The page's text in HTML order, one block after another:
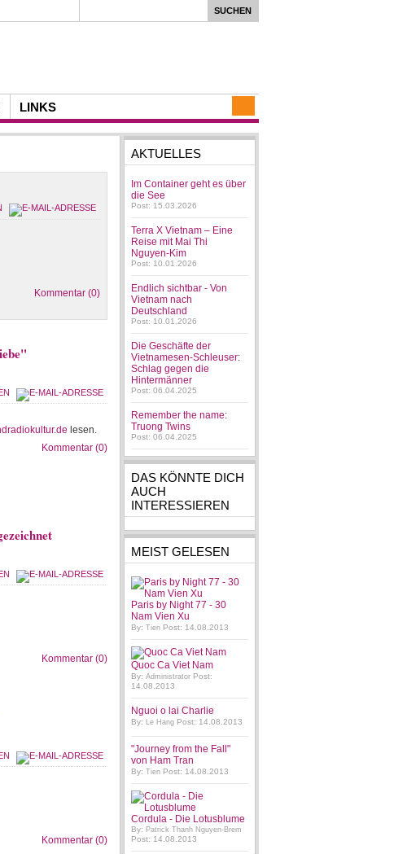
LINKS
Kommentar (0)
lesen.
Kommentar (0)
Kommentar (0)
Kommentar (0)
AKTUELLES
Im Container geht es über
die See
Post: 15.03.2026
Terra X Vietnam – Eine
Reise mit Mai Thi
Nguyen-Kim
Post: 10.01.2026
Endlich sichtbar - Von
Vietnam nach
Deutschland
Post: 10.01.2026
Die Geschäfte der
Vietnamesen-Schleuser:
Schlag gegen die
Hintermänner
Post: 06.04.2025
Remember the name:
Truong Twins
Post: 06.04.2025
DAS KÖNNTE DICH
AUCH
INTERESSIEREN
MEIST GELESEN
Paris by Night 77 - 30
Nam Vien Xu
By:Tien Post: 14.08.2013
Quoc Ca Viet Nam
By:Administrator Post:
14.08.2013
Nguoi o lai Charlie
By:Le Hang Post: 14.08.2013
"Journey from the Fall"
von Ham Tran
By:Tien Post: 14.08.2013
Cordula - Die Lotusblume
By:Patrick Thanh Nguyen-Brem
Post: 14.08.2013